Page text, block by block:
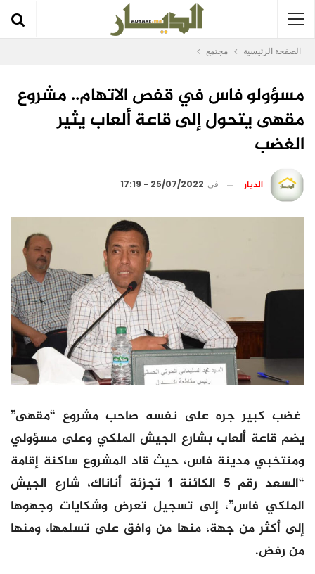
الصفحة الرئيسية مجتمع
مسؤولو فاس في قفص الاتهام.. مشروع
مقهى يتحول إلى قاعة ألعاب يثير
الغضب
الديار في 25/07/2022 - 17:19
غضب كبير جره على نفسه صاحب مشروع “مقهى”
يضم قاعة ألعاب بشارع الجيش الملكي وعلى مسؤولي
ومنتخبي مدينة فاس، حيث قاد المشروع ساكنة إقامة
“السعد رقم 5 الكائنة 1 تجزئة أناناك، شارع الجيش
الملكي فاس”، إلى تسجيل تعرض وشكايات وجهوها
إلى أكثر من جهة، منها من وافق على تسلمها، ومنها
من رفض.